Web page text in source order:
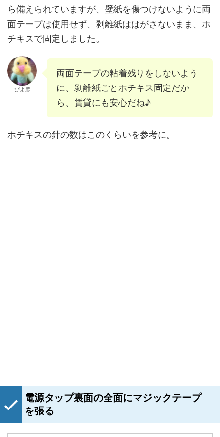
ら備えられていますが、壁紙を傷つけないように両
面テープは使用せず、剥離紙ははがさないまま、ホ
チキスで固定しました。
ぴよ彦
両面テープの粘着残りをしないよう
に、剝離紙ごとホチキス固定だか
ら、賃貸にも安心だね♪
ホチキスの針の数はこのくらいを参考に。
電源タップ裏面の全面にマジックテープ
を張る